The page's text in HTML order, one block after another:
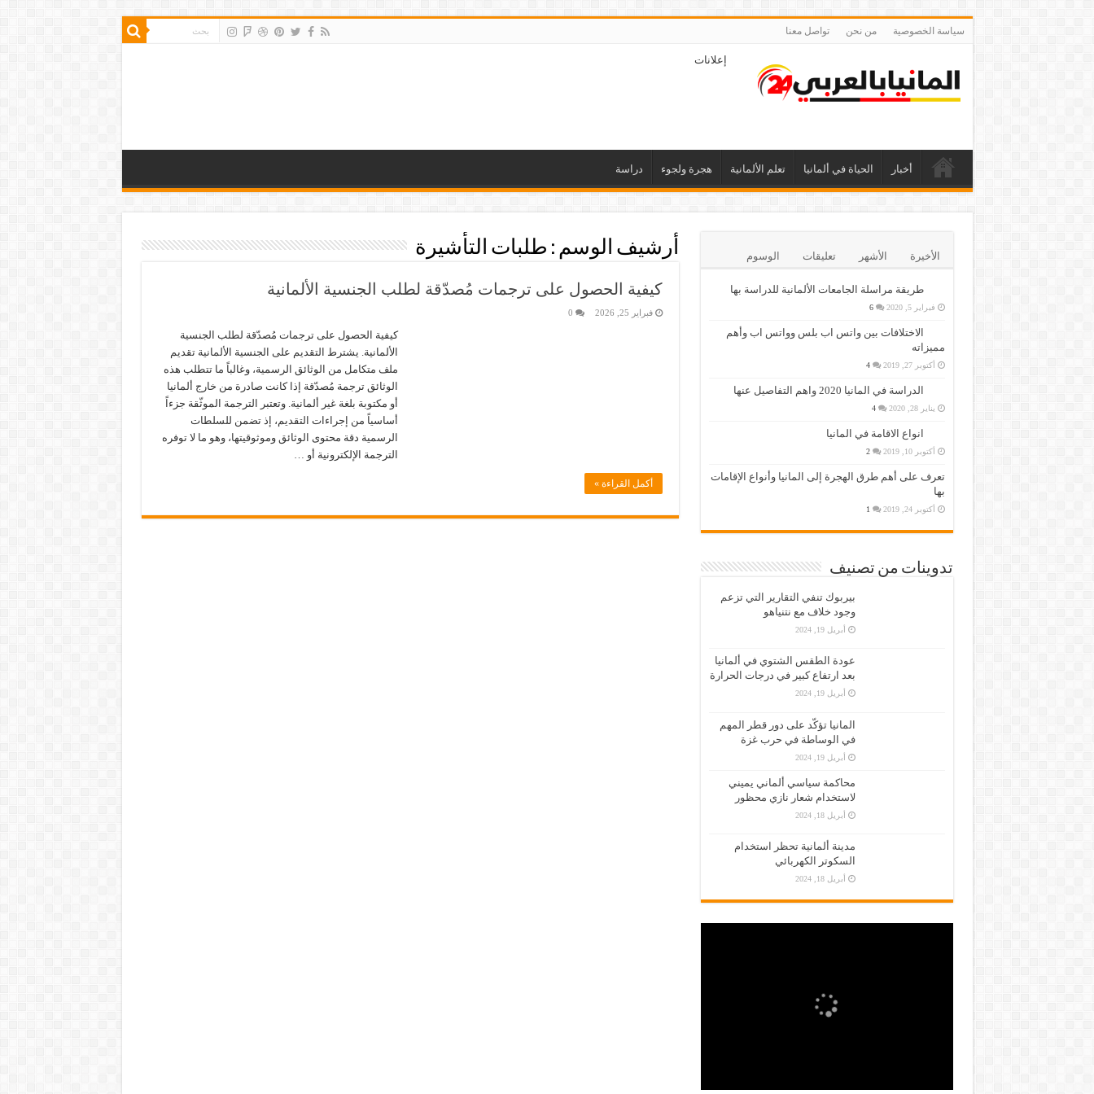
سياسة الخصوصية من نحن تواصل معنا
إعلانات
أخبار الحياة في ألمانيا تعلم الألمانية هجرة ولجوء دراسة
أرشيف الوسم : طلبات التأشيرة
كيفية الحصول على ترجمات مُصدّقة لطلب الجنسية الألمانية
فبراير 25, 2026 0
كيفية الحصول على ترجمات مُصدّقة لطلب الجنسية
الألمانية. يشترط التقديم على الجنسية الألمانية تقديم
ملف متكامل من الوثائق الرسمية، وغالباً ما تتطلب هذه
الوثائق ترجمة مُصدّقة إذا كانت صادرة من خارج ألمانيا
أو مكتوبة بلغة غير ألمانية. وتعتبر الترجمة الموثّقة جزءاً
أساسياً من إجراءات التقديم، إذ تضمن للسلطات
الرسمية دقة محتوى الوثائق وموثوقيتها، وهو ما لا توفره
الترجمة الإلكترونية أو …
أكمل القراءة »
الأخيرة الأشهر تعليقات الوسوم
طريقة مراسلة الجامعات الألمانية للدراسة بها
فبراير 5, 2020 6
الاختلافات بين واتس اب بلس وواتس اب وأهم
مميزاته
أكتوبر 27, 2019 4
الدراسة في المانيا 2020 واهم التفاصيل عنها
يناير 28, 2020 4
انواع الاقامة في المانيا
أكتوبر 10, 2019 2
تعرف على أهم طرق الهجرة إلى المانيا وأنواع الإقامات
بها
أكتوبر 24, 2019 1
تدوينات من تصنيف
بيربوك تنفي التقارير التي تزعم
وجود خلاف مع نتنياهو
أبريل 19, 2024
عودة الطقس الشتوي في ألمانيا
بعد ارتفاع كبير في درجات الحرارة
أبريل 19, 2024
المانيا تؤكّد على دور قطر المهم
في الوساطة في حرب غزة
أبريل 19, 2024
محاكمة سياسي ألماني يميني
لاستخدام شعار نازي محظور
أبريل 18, 2024
مدينة ألمانية تحظر استخدام
السكوتر الكهربائي
أبريل 18, 2024